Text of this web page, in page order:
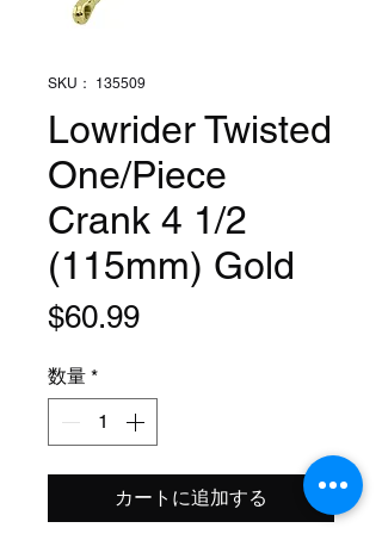
SKU： 135509
Lowrider Twisted
One/Piece
Crank 4 1/2
(115mm) Gold
$60.99価
数量 *
カートに追加する